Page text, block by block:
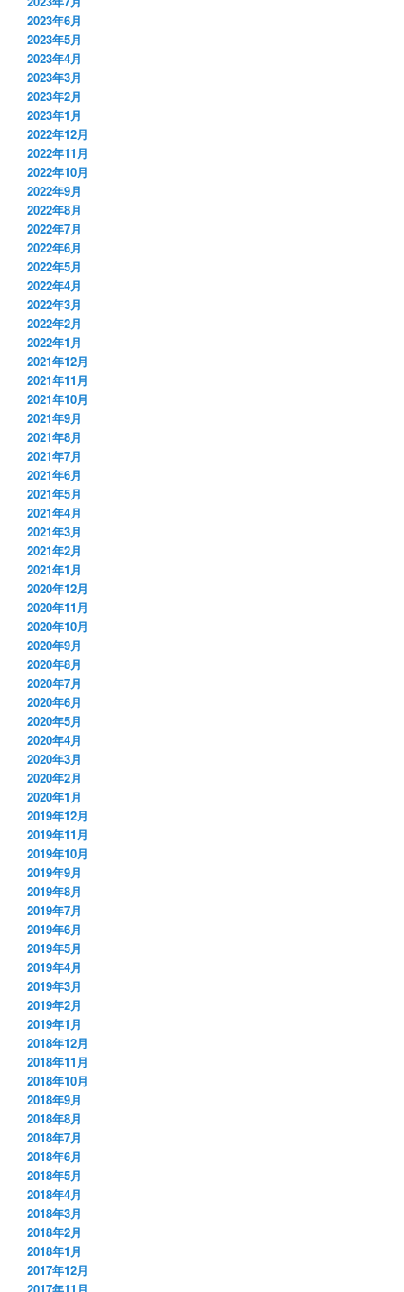
2023年6月
2023年5月
2023年4月
2023年3月
2023年2月
2023年1月
2022年12月
2022年11月
2022年10月
2022年9月
2022年8月
2022年7月
2022年6月
2022年5月
2022年4月
2022年3月
2022年2月
2022年1月
2021年12月
2021年11月
2021年10月
2021年9月
2021年8月
2021年7月
2021年6月
2021年5月
2021年4月
2021年3月
2021年2月
2021年1月
2020年12月
2020年11月
2020年10月
2020年9月
2020年8月
2020年7月
2020年6月
2020年5月
2020年4月
2020年3月
2020年2月
2020年1月
2019年12月
2019年11月
2019年10月
2019年9月
2019年8月
2019年7月
2019年6月
2019年5月
2019年4月
2019年3月
2019年2月
2019年1月
2018年12月
2018年11月
2018年10月
2018年9月
2018年8月
2018年7月
2018年6月
2018年5月
2018年4月
2018年3月
2018年2月
2018年1月
2017年12月